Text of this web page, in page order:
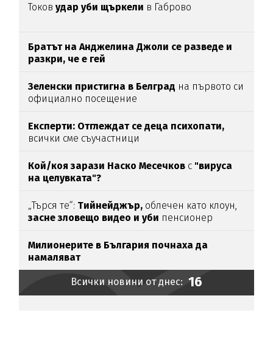
Токовудар уби щъркели в Габрово
Братът на Анджелина Джоли се разведе и
разкри, че е гей
Зеленски пристигна в Белград на първото си
официално посещение
Експерти: Отглеждат се деца психопати,
всички сме съучастници
Кой/коя зарази Наско Месечков с "вируса
на целувката"?
„Търся те“: Тийнейджър, облечен като клоун,
засне зловещо видео и уби пенсионер
Милионерите в България почнаха да
намаляват
Всички новини от днес: 16